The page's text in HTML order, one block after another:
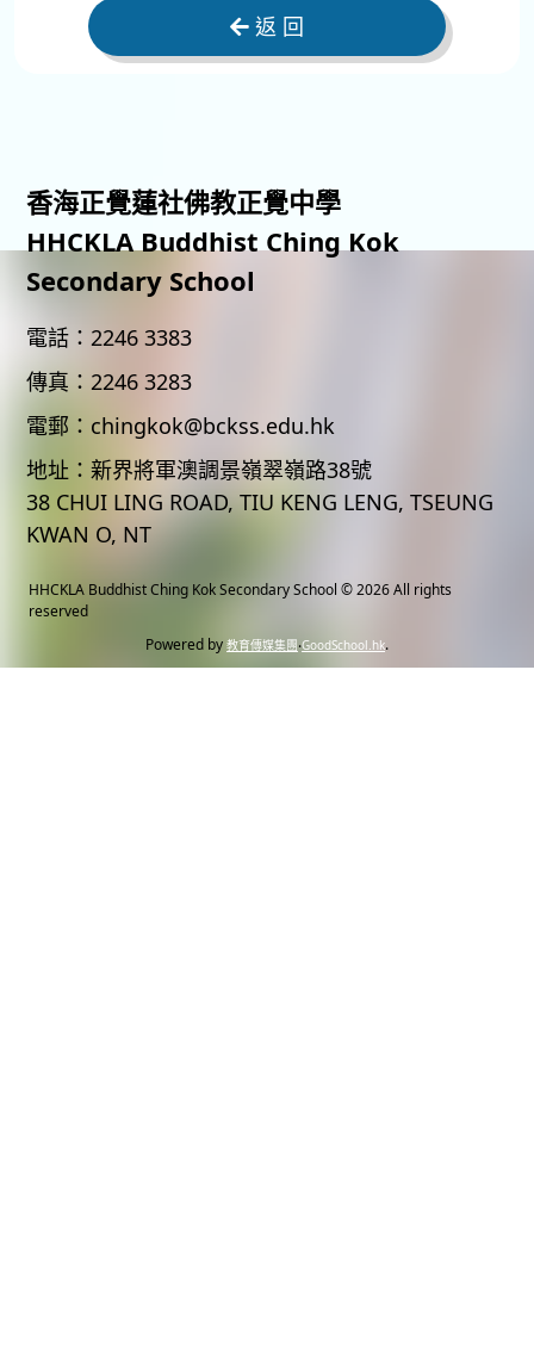
返 回
香海正覺蓮社佛教正覺中學
HHCKLA Buddhist Ching Kok
Secondary School
電話： 2246 3383
傳真： 2246 3283
電郵： chingkok@bckss.edu.hk
地址： 新界將軍澳調景嶺翠嶺路38號
38 CHUI LING ROAD, TIU KENG LENG, TSEUNG
KWAN O, NT
HHCKLA Buddhist Ching Kok Secondary School © 2026 All rights
reserved
Powered by 教育傳媒集團 ‧GoodSchool.hk.